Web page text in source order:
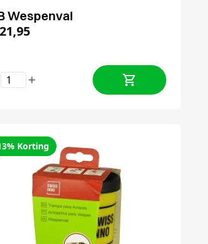
Wespenval
21,95
Korting